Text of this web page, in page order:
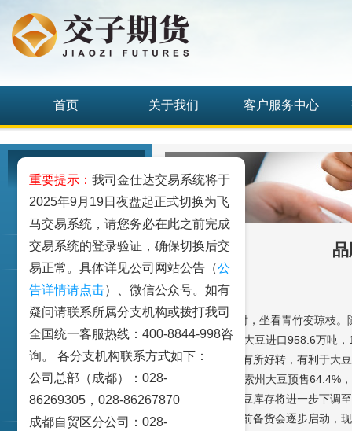
首页 关于我们 客户服务中心
上海分公司
北京营业部
绵阳营业部
联系方式
动态及公示
重庆营业部
六出飞花入户时，坐看青竹变琼枝。
显示：中国11月大豆进口958.6万吨
地区的降水情况有所好转，有利于大
11月，马托格罗索州大豆预售64.4%
布，市场预期美豆库存将进一步下调
后，通常国内节前备货会逐步启动，
重要提示： 我司金仕达交易系统将于
2025年9月19日夜盘起正式切换为飞
马交易系统，请您务必在此之前完成
交易系统的登录验证，确保切换后交
易正常。具体详见公司网站公告（公
告详情请点击）、微信公众号。如有
疑问请联系所属分支机构或拨打我司
全国统一客服热线：400-8844-998咨
询。 各分支机构联系方式如下：
公司总部（成都）：028-
86269305，028-86267870
成都自贸区分公司：028-